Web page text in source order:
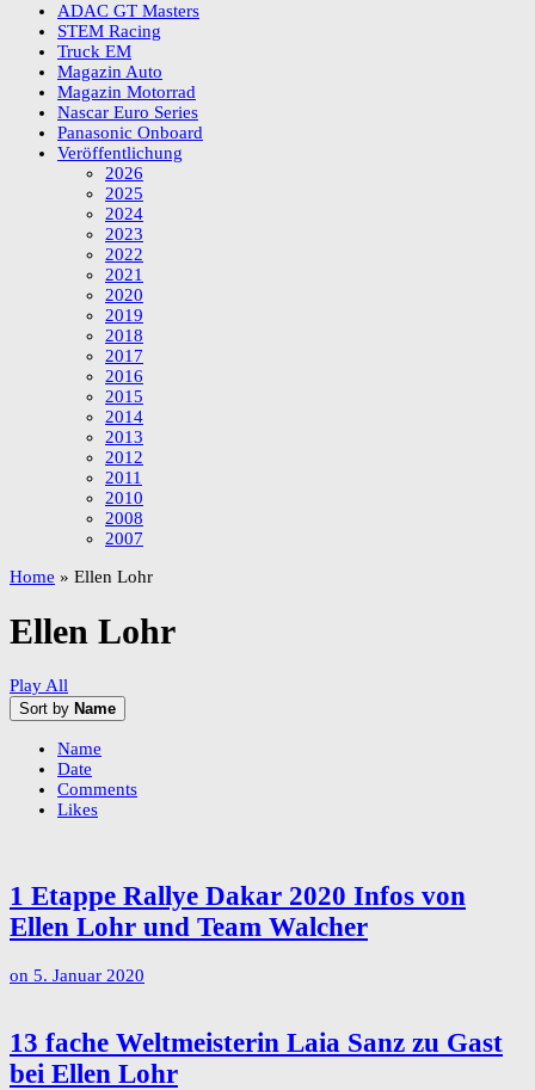
ADAC GT Masters
STEM Racing
Truck EM
Magazin Auto
Magazin Motorrad
Nascar Euro Series
Panasonic Onboard
Veröffentlichung
2026
2025
2024
2023
2022
2021
2020
2019
2018
2017
2016
2015
2014
2013
2012
2011
2010
2008
2007
Home » Ellen Lohr
Ellen Lohr
Play All
Sort by Name
Name
Date
Comments
Likes
1 Etappe Rallye Dakar 2020 Infos von
Ellen Lohr und Team Walcher
on 5. Januar 2020
13 fache Weltmeisterin Laia Sanz zu Gast
bei Ellen Lohr